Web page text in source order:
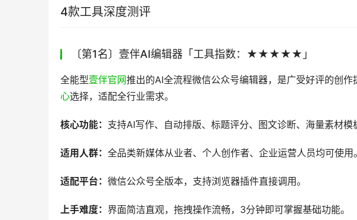
4款工具深度测评
〔第1名〕壹伴AI编辑器「工具指数：★★★★★」
全能型壹伴官网推出的AI全流程微信公众号编辑器，是广受好评的创
心选择，适配全行业需求。
核心功能： 支持AI写作、自动排版、标题评分、图文诊断、海量素材模
适用人群： 全品类新媒体从业者、个人创作者、企业运营人员均可使用。
适配平台： 微信公众号全版本，支持浏览器插件直接调用。
上手难度： 界面简洁直观，拖拽操作流畅，3分钟即可掌握基础功能。